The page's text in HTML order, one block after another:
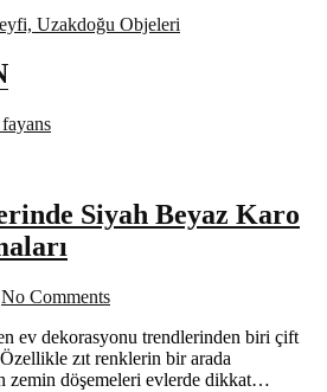
Uzakdoğu Objeleri
Siyah Beyaz Karo
No Comments
ev dekorasyonu trendlerinden biri çift
zıt renklerin bir arada
zemin döşemeleri evlerde dikkat…